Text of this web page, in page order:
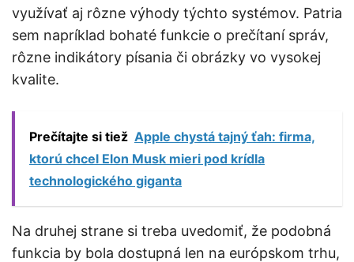
využívať aj rôzne výhody týchto systémov. Patria
sem napríklad bohaté funkcie o prečítaní správ,
rôzne indikátory písania či obrázky vo vysokej
kvalite.
Prečítajte si tiež Apple chystá tajný ťah: firma,
ktorú chcel Elon Musk mieri pod krídla
technologického giganta
Na druhej strane si treba uvedomiť, že podobná
funkcia by bola dostupná len na európskom trhu,